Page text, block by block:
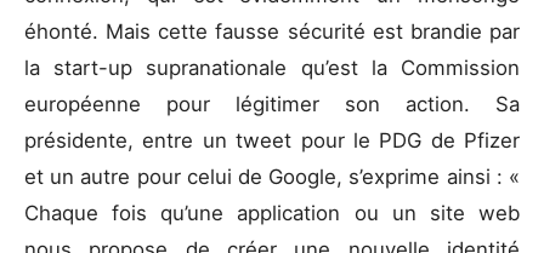
éhonté. Mais cette fausse sécurité est brandie par
la start-up supranationale qu’est la Commission
européenne pour légitimer son action. Sa
présidente, entre un tweet pour le PDG de Pfizer
et un autre pour celui de Google, s’exprime ainsi : «
Chaque fois qu’une application ou un site web